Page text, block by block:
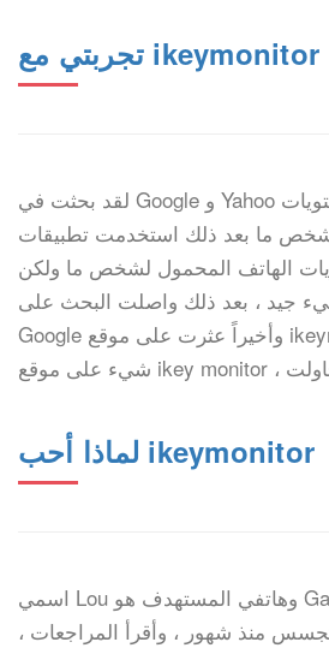
تجربتي مع ikeymonitor
لقد بحثت في Google و Yahoo عن كيفية معرفة محتويات
ما بعد ذلك استخدمت تطبيقات
الهاتف المحمول لشخص ما ولكن
جيد ، بعد ذلك واصلت البحث على
Google وأخيراً عثرت على موقع ikeymonitor ثم قرأت كل
لماذا أحب ikeymonitor
اسمي Lou وهاتفي المستهدف هو Galaxy 7.0. لقد كنت
منذ شهور ، وأقرأ المراجعات ،